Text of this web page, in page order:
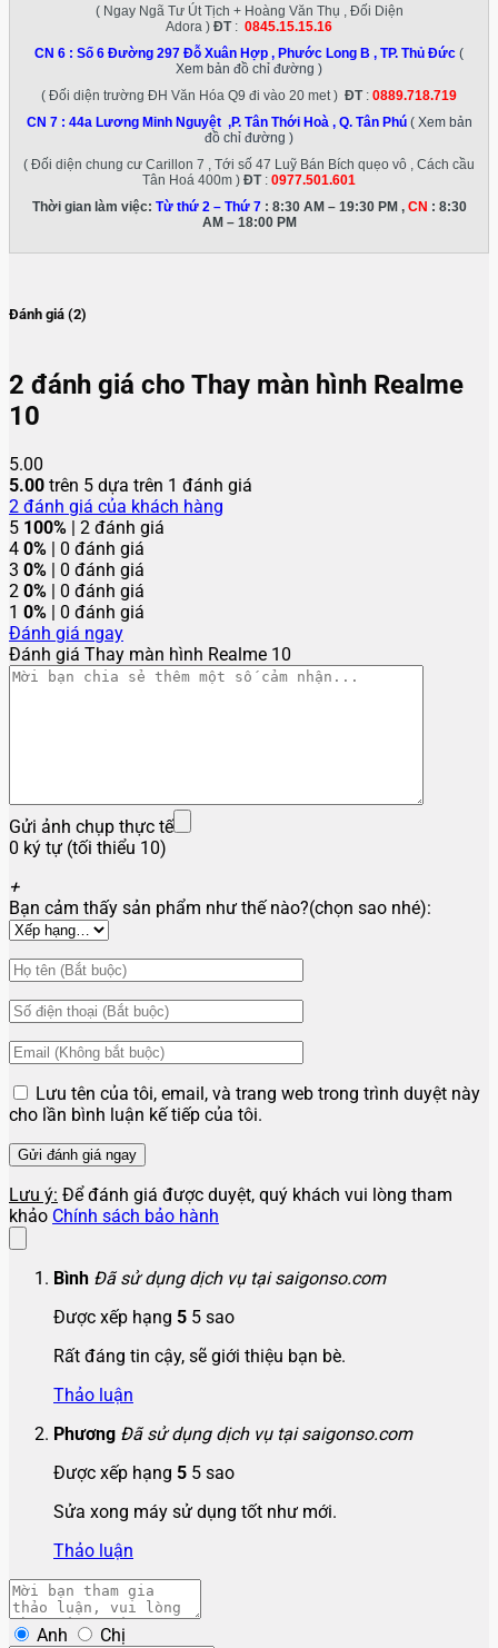
( Ngay Ngã Tư Út Tịch + Hoàng Văn Thụ , Đối Diện
Adora ) ĐT: 0845.15.15.16
CN 6 : Số 6 Đường 297 Đỗ Xuân Hợp , Phước Long B , TP. Thủ Đức (
Xem bản đồ chỉ đường )
( Đối diện trường ĐH Văn Hóa Q9 đi vào 20 met ) ĐT: 0889.718.719
CN 7 : 44a Lương Minh Nguyệt ,P. Tân Thới Hoà , Q. Tân Phú ( Xem bản
đồ chỉ đường )
( Đối diện chung cư Carillon 7 , Tới số 47 Luỹ Bán Bích quẹo vô , Cách cầu
Tân Hoá 400m ) ĐT: 0977.501.601
Thời gian làm việc: Từ thứ 2 – Thứ 7: 8:30 AM – 19:30 PM , CN : 8:30
AM – 18:00 PM
Đánh giá (2)
2 đánh giá cho Thay màn hình Realme
10
5.00
5.00 trên 5 dựa trên 1 đánh giá
2 đánh giá của khách hàng
5 100% | 2 đánh giá
4 0% | 0 đánh giá
3 0% | 0 đánh giá
2 0% | 0 đánh giá
1 0% | 0 đánh giá
Đánh giá ngay
Đánh giá Thay màn hình Realme 10
Gửi ảnh chụp thực tế
0 ký tự (tối thiểu 10)
+
Bạn cảm thấy sản phẩm như thế nào?(chọn sao nhé):
Lưu tên của tôi, email, và trang web trong trình duyệt này
cho lần bình luận kế tiếp của tôi.
Lưu ý: Để đánh giá được duyệt, quý khách vui lòng tham
khảo Chính sách bảo hành
Bình Đã sử dụng dịch vụ tại saigonso.com
Được xếp hạng 5 5 sao
Rất đáng tin cậy, sẽ giới thiệu bạn bè.
Thảo luận
Phương Đã sử dụng dịch vụ tại saigonso.com
Được xếp hạng 5 5 sao
Sửa xong máy sử dụng tốt như mới.
Thảo luận
Anh Chị